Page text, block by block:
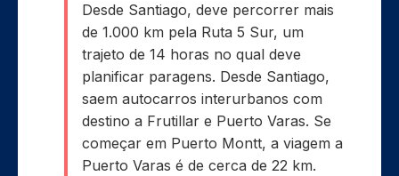
Desde Santiago, deve percorrer mais
de 1.000 km pela Ruta 5 Sur, um
trajeto de 14 horas no qual deve
planificar paragens. Desde Santiago,
saem autocarros interurbanos com
destino a Frutillar e Puerto Varas. Se
começar em Puerto Montt, a viagem a
Puerto Varas é de cerca de 22 km.